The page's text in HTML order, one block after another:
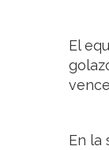
El
En la